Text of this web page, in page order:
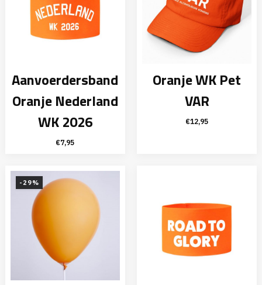
Aanvoerdersband
Oranje Nederland
WK 2026
€7,95
Oranje WK Pet
VAR
€12,95
-29%